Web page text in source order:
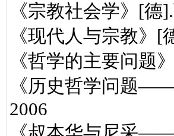
《宗教社会学》[
《现代人与宗教》
《哲学的主要问题
《历史哲学问题
2006